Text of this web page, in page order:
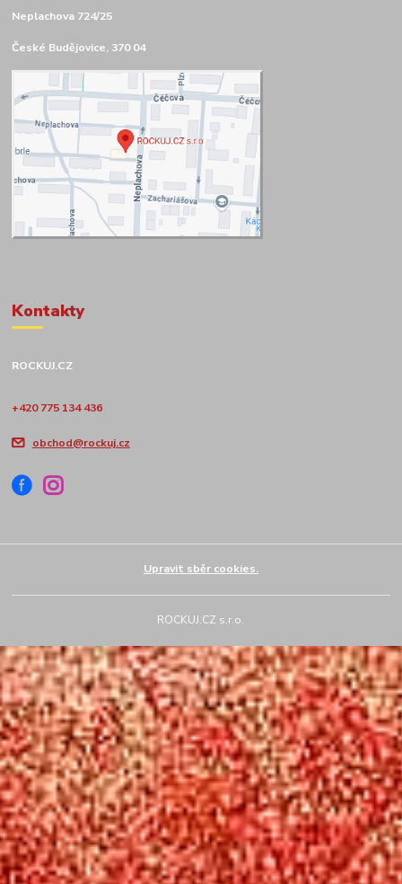
Neplachova 724/25
České Budějovice, 370 04
Kontakty
ROCKUJ.CZ
+420 775 134 436
obchod@rockuj.cz
Upravit sběr cookies.
ROCKUJ.CZ s.r.o.